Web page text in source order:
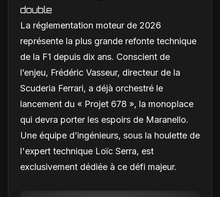
double
La réglementation moteur de 2026
représente la plus grande refonte technique
de la F1 depuis dix ans. Conscient de
l’enjeu, Frédéric Vasseur, directeur de la
Scuderia Ferrari, a déjà orchestré le
lancement du « Projet 678 », la monoplace
qui devra porter les espoirs de Maranello.
Une équipe d’ingénieurs, sous la houlette de
l'expert technique Loïc Serra, est
exclusivement dédiée à ce défi majeur.